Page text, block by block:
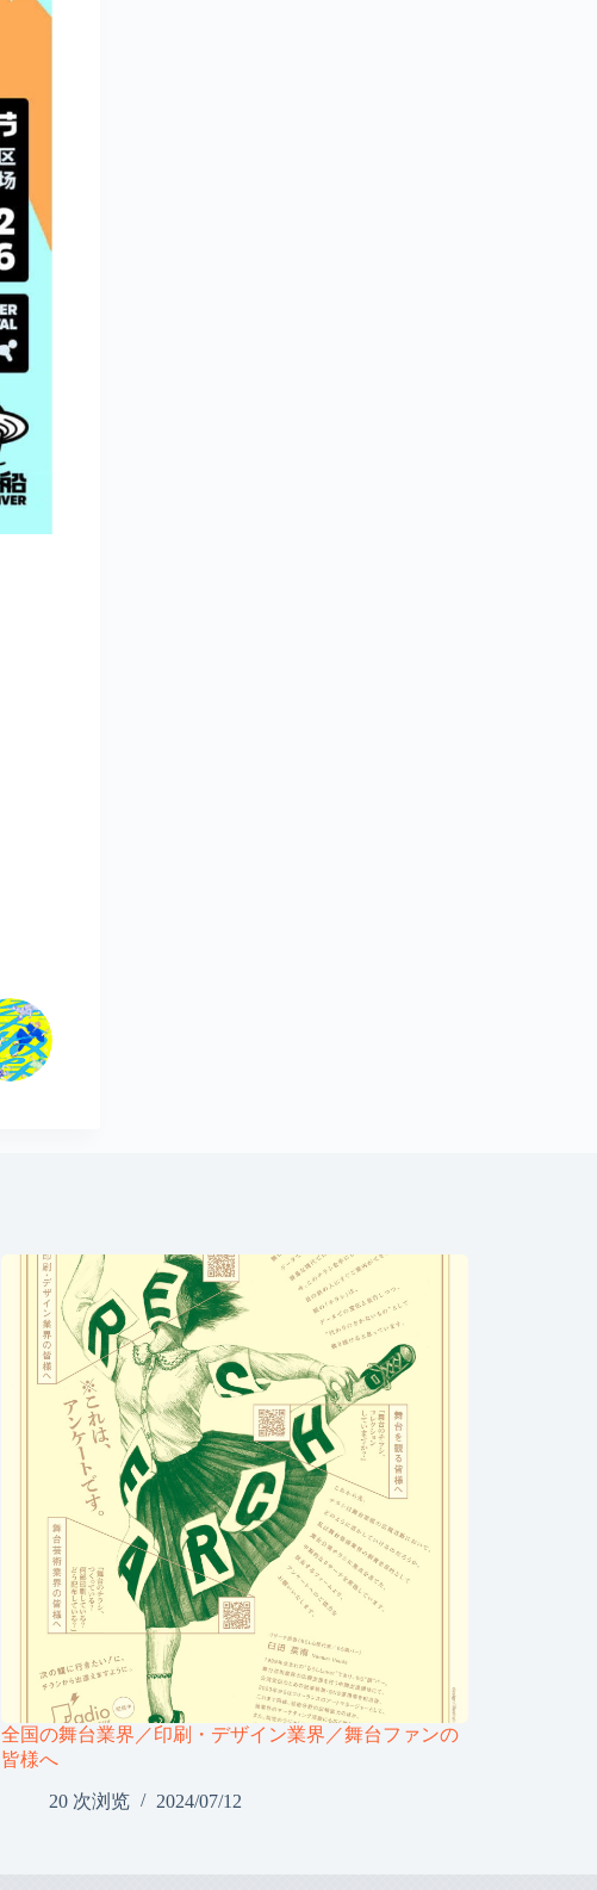
全国の舞台業界／印刷・デザイン業界／舞台ファンの
皆様へ
20 次浏览 2024/07/12